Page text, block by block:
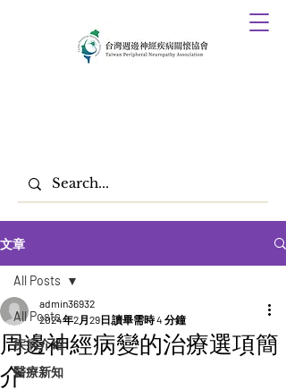
文章
All Posts
疾病介紹
醫療新知
All Posts
周邊神經病變的治療選項簡
介
admin36932
2024年2月29日讀畢需時 4 分鐘